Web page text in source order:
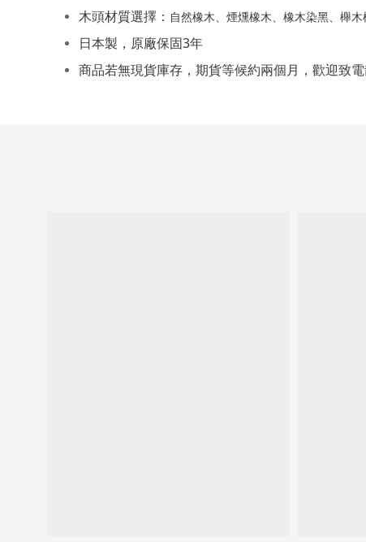
木頭材質選擇： 自然橡木、煙燻橡木、橡木染黑、櫸木
日本製，原廠保固3年
商品若無現貨庫存，期貨等候約兩個月，歡迎致